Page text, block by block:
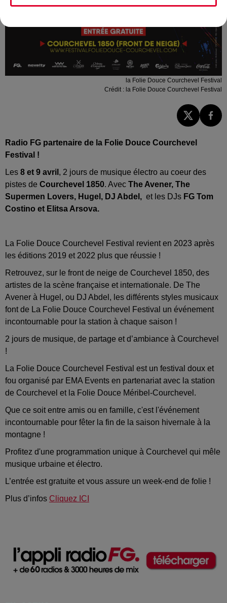
la Folie Douce Courchevel Festival
Crédit : la Folie Douce Courchevel Festival
Radio FG partenaire de la Folie Douce Courchevel
Festival !
Les 8 et 9 avril , 2 jours de musique électro au coeur des
pistes de Courchevel 1850. Avec The Avener, The
Supermen Lovers, Hugel, DJ Abdel, et les DJs FG Tom
Costino et Elitsa Arsova.
La Folie Douce Courchevel Festival revient en 2023 après
les éditions 2019 et 2022 plus que réussie !
Retrouvez, sur le front de neige de Courchevel 1850, des
artistes de la scène française et internationale. De The
Avener à Hugel, ou DJ Abdel, les différents styles musicaux
font de La Folie Douce Courchevel Festival un événement
incontournable pour la station à chaque saison !
2 jours de musique, de partage et d’ambiance à Courchevel
!
La Folie Douce Courchevel Festival est un festival doux et
fou organisé par EMA Events en partenariat avec la station
de Courchevel et la Folie Douce Méribel-Courchevel.
Que ce soit entre amis ou en famille, c'est l'événement
incontournable pour fêter la fin de la saison hivernale à la
montagne !
Profitez d'une programmation unique à Courchevel qui mêle
musique urbaine et électro.
L’entrée est gratuite et vous assure un week-end de folie !
Plus d’infos Cliquez ICI